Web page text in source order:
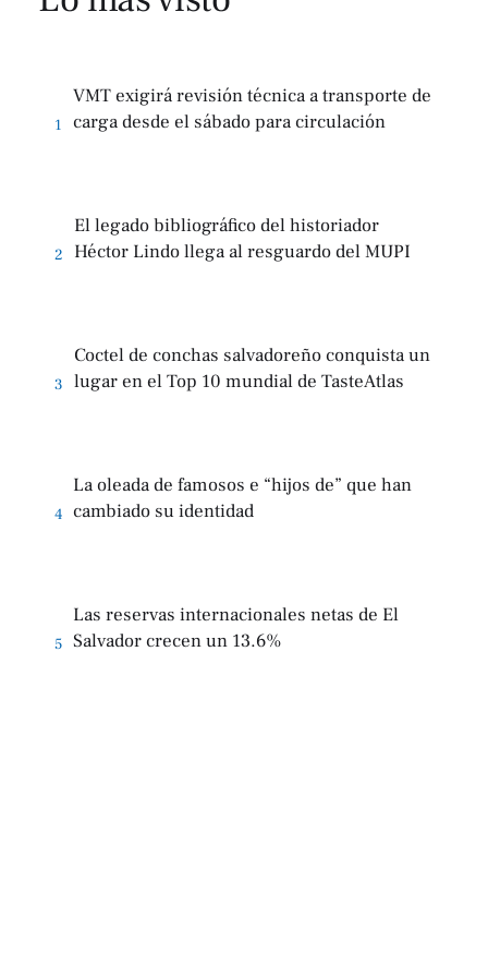
1
VMT exigirá revisión técnica a transporte de
carga desde el sábado para circulación
2
El legado bibliográfico del historiador
Héctor Lindo llega al resguardo del MUPI
3
Coctel de conchas salvadoreño conquista un
lugar en el Top 10 mundial de TasteAtlas
4
La oleada de famosos e “hijos de” que han
cambiado su identidad
5
Las reservas internacionales netas de El
Salvador crecen un 13.6%